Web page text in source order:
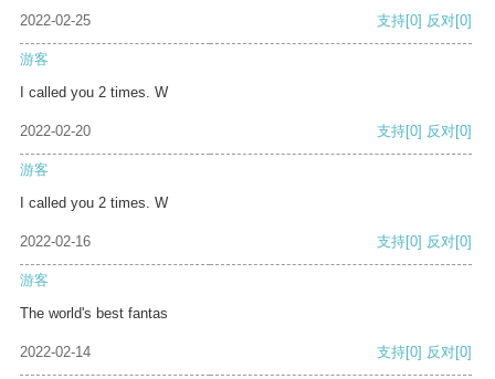
2022-02-25 支持[0] 反对[0]
游客
I called you 2 times. W
2022-02-20 支持[0] 反对[0]
游客
I called you 2 times. W
2022-02-16 支持[0] 反对[0]
游客
The world's best fantas
2022-02-14 支持[0] 反对[0]